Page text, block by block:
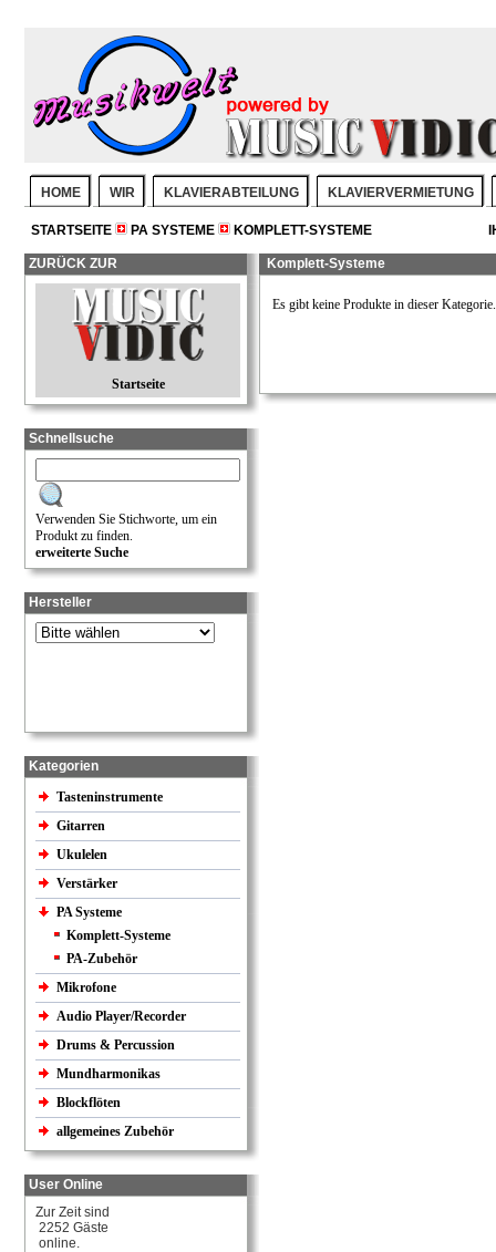
HOME WIR KLAVIERABTEILUNG KLAVIERVERMIETUNG
STARTSEITE PA SYSTEME KOMPLETT-SYSTEME
ZURÜCK ZUR
Startseite
Schnellsuche
Verwenden Sie Stichworte, um ein
Produkt zu finden.
erweiterte Suche
Hersteller
Kategorien
Tasteninstrumente
Gitarren
Ukulelen
Verstärker
PA Systeme
Komplett-Systeme
PA-Zubehör
Mikrofone
Audio Player/Recorder
Drums & Percussion
Mundharmonikas
Blockflöten
allgemeines Zubehör
User Online
Zur Zeit sind
2252 Gäste
online.
Komplett-Systeme
Es gibt keine Produkte in dieser Kategorie.